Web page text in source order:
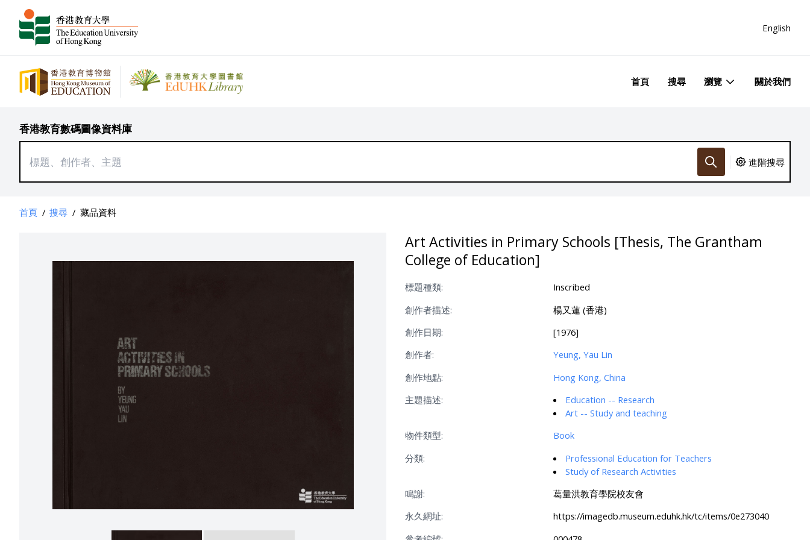
English
首頁 搜尋 瀏覽 關於我們
香港教育數碼圖像資料庫
進階搜尋
首頁 / 搜尋 / 藏品資料
Art Activities in Primary Schools [Thesis, The Grantham
College of Education]
標題種類:
Inscribed
創作者描述:
楊又蓮 (香港)
創作日期:
[1976]
創作者:
Yeung, Yau Lin
創作地點:
Hong Kong, China
主題描述:
Education -- Research
Art -- Study and teaching
物件類型:
Book
分類:
Professional Education for Teachers
Study of Research Activities
鳴謝:
葛量洪教育學院校友會
永久網址:
https://imagedb.museum.eduhk.hk/tc/items/0e273040